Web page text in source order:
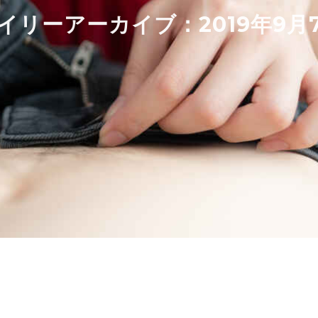
リーアーカイブ：2019年9月